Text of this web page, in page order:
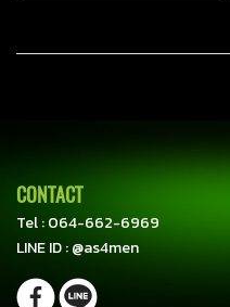
CONTACT
Tel :064-662-6969
LINE ID :@as4men